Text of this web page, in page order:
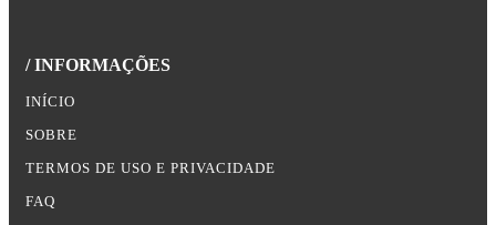
/ INFORMAÇÕES
INÍCIO
SOBRE
TERMOS DE USO E PRIVACIDADE
FAQ